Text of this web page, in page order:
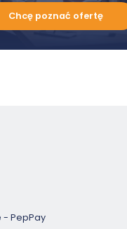
Chcę poznać ofertę
- PepPay